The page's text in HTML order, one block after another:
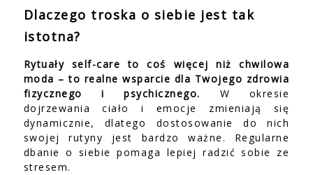
Dlaczego troska o siebie jest tak
istotna?
Rytuały self-care to coś więcej niż chwilowa
moda – to realne wsparcie dla Twojego zdrowia
fizycznego i psychicznego.
W okresie
dojrzewania ciało i emocje zmieniają się
dynamicznie, dlatego dostosowanie do nich
swojej rutyny jest bardzo ważne. Regularne
dbanie o siebie pomaga lepiej radzić sobie ze
stresem.